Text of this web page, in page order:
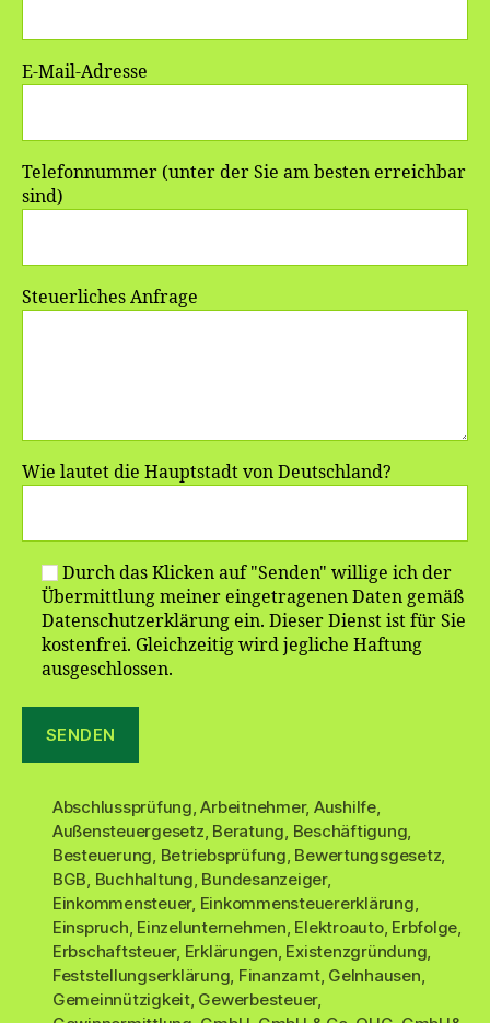
E-Mail-Adresse
Telefonnummer (unter der Sie am besten erreichbar
sind)
Steuerliches Anfrage
Wie lautet die Hauptstadt von Deutschland?
Durch das Klicken auf "Senden" willige ich der
Übermittlung meiner eingetragenen Daten gemäß
Datenschutzerklärung ein. Dieser Dienst ist für Sie
kostenfrei. Gleichzeitig wird jegliche Haftung
ausgeschlossen.
Abschlussprüfung,Arbeitnehmer, Aushilfe,
Außensteuergesetz, Beratung, Beschäftigung,
Besteuerung, Betriebsprüfung, Bewertungsgesetz,
BGB, Buchhaltung, Bundesanzeiger,
Einkommensteuer, Einkommensteuererklärung,
Einspruch, Einzelunternehmen, Elektroauto, Erbfolge,
Erbschaftsteuer, Erklärungen, Existenzgründung,
Feststellungserklärung, Finanzamt, Gelnhausen,
Gemeinnützigkeit, Gewerbesteuer,